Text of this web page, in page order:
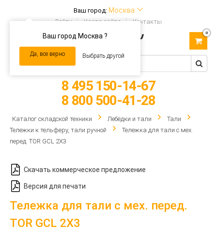
Ваш город: Москва
Ваш город Москва ?
Да, все верно Выбрать другой
Войти Карта сайта Контакты
navigation
0
8 495 150-14-67
8 800 500-41-28
Каталог складской техники Лебёдки и тали
Тали
Тележки к тельферу, тали ручной
Тележка для тали с мех.
перед. TOR GCL 2Х3
Скачать коммерческое предложение
Версия для печати
Тележка для тали с мех. перед.
TOR GCL 2Х3